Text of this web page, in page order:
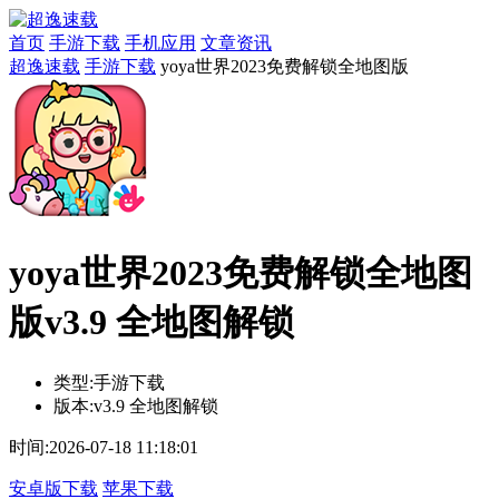
首页 手游下载 手机应用 文章资讯
超逸速载 手游下载 yoya世界2023免费解锁全地图版
yoya世界2023免费解锁全地图
版v3.9 全地图解锁
类型:手游下载
版本:v3.9 全地图解锁
时间:2026-07-18 11:18:01
安卓版下载 苹果下载